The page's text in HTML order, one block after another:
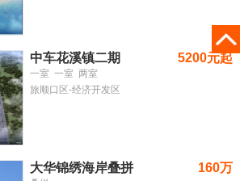
中车花溪镇二期 5200元起
一室一室两室
旅顺口区-经济开发区
大华锦绣海岸叠拼 160万